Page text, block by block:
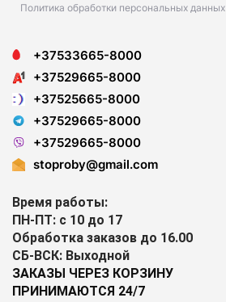
Политика обработки персональных данных
+37533665-8000
+37529665-8000
+37525665-8000
+37529665-8000
+37529665-8000
stoproby@gmail.com
Время работы:
ПН-ПТ: с 10 до 17
Обработка заказов до 16.00
СБ-ВСК: Выходной
ЗАКАЗЫ ЧЕРЕЗ КОРЗИНУ
ПРИНИМАЮТСЯ 24/7